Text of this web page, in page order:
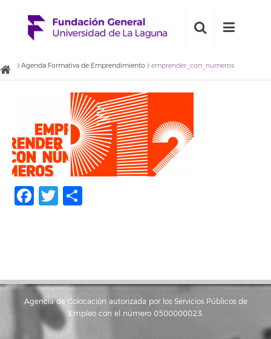
Agenda Formativa de Emprendimiento emprender_con_numeros
Facebook
Twitter
Agencia de Colocación autorizada por los Servicios Públicos de
Empleo con el número 0500000023.